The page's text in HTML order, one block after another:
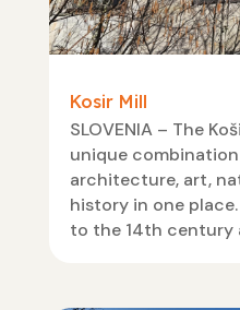
Kosir Mill
SLOVENIA – The
unique
architecture, art,
history in one
to the 14th century